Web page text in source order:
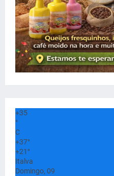
+35
°
C
+37°
+21°
Italva
Domingo, 09